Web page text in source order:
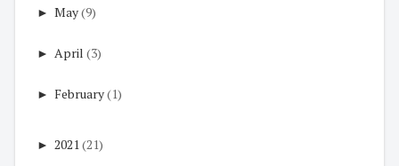
► May(9)
► April (3)
► February(1)
► 2021 (21)